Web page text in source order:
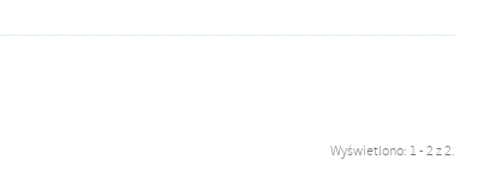
Wyświetlono: 1 - 2 z 2.